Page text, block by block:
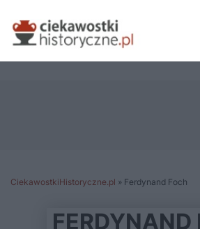
CiekawostkiHistoryczne.pl » Ferdynand Foch
FERDYNAND